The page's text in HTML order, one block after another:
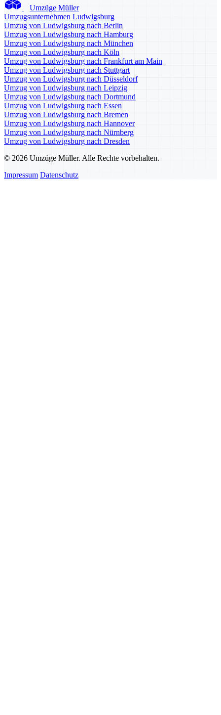
Umzüge Müller
Umzugsunternehmen Ludwigsburg
Umzug von Ludwigsburg nach Berlin
Umzug von Ludwigsburg nach Hamburg
Umzug von Ludwigsburg nach München
Umzug von Ludwigsburg nach Köln
Umzug von Ludwigsburg nach Frankfurt am Main
Umzug von Ludwigsburg nach Stuttgart
Umzug von Ludwigsburg nach Düsseldorf
Umzug von Ludwigsburg nach Leipzig
Umzug von Ludwigsburg nach Dortmund
Umzug von Ludwigsburg nach Essen
Umzug von Ludwigsburg nach Bremen
Umzug von Ludwigsburg nach Hannover
Umzug von Ludwigsburg nach Nürnberg
Umzug von Ludwigsburg nach Dresden
© 2026 Umzüge Müller. Alle Rechte vorbehalten.
Impressum Datenschutz